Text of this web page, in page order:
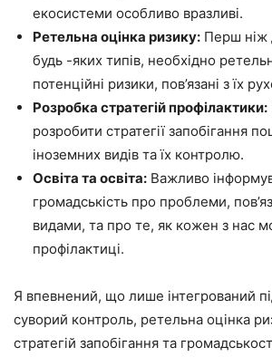
екосистеми особливо вразливі.
Ретельна оцінка ризику: Перш ніж
будь -яких типів, необхідно
потенційні ризики, пов’язані з їх
Розробка стратегій профілактики:
розробити стратегії запобігання
іноземних видів та їх контролю.
Освіта та освіта: Важливо
громадськість про проблеми,
видами, та про те, як кожен з нас
профілактиці.
Я впевнений, що лише інтегрований
суворий контроль, ретельна оцінка
стратегій запобігання та